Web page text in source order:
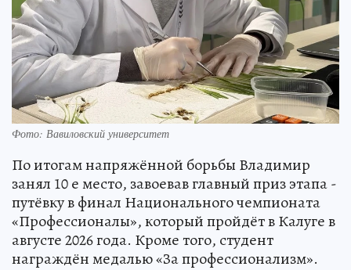
Фото: Вавиловский университет
По итогам напряжённой борьбы Владимир
занял 10 е место, завоевав главный приз этапа -
путёвку в финал Национального чемпионата
«Профессионалы», который пройдёт в Калуге в
августе 2026 года. Кроме того, студент
награждён медалью «За профессионализм».